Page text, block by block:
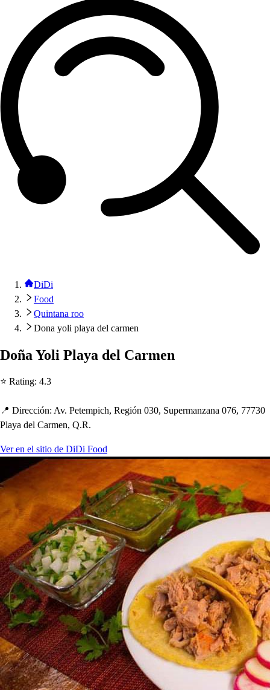
DiDi
Food
Quintana roo
Dona yoli playa del carmen
Doña Yoli Playa del Carmen
⭐ Rating: 4.3
📍 Dirección: Av. Petempich, Región 030, Supermanzana 076, 77730
Playa del Carmen, Q.R.
Ver en el sitio de DiDi Food